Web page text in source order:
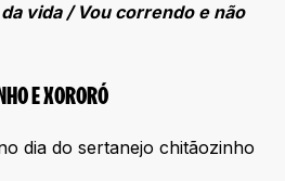
vida / Vou correndo e não
E XORORÓ